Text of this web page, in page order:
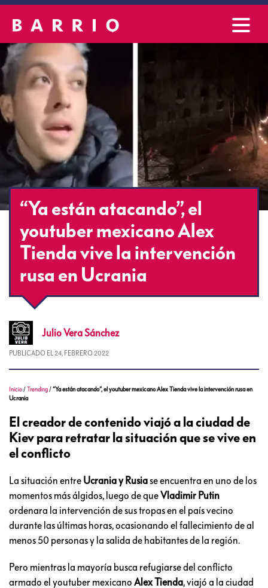
“Ya están atacando”, el
youtuber mexicano Alex
Tienda vive la intervención
rusa en Ucrania
JulioVera Sánchez
PUBLICADO EL 24, FEBRERO 2022
Inicio /Trending /“Ya están atacando”, el youtuber mexicano Alex Tienda vive la intervención rusa en
Ucrania
El creador de contenido viajó a la ciudad de
Kiev para retratar la situación que se vive en
el conflicto
La situación entre Ucrania y Rusiase encuentra en uno de los
momentos más álgidos, luego de queVladimir Putin
ordenara la intervención de sus tropas en el país vecino
durante las últimas horas, ocasionando el fallecimiento de al
menos 50 personas y la salida de habitantes de la región.
Pero mientras la mayoría busca refugiarse del conflicto
armado el youtuber mexicano Alex Tienda, viajó a la ciudad